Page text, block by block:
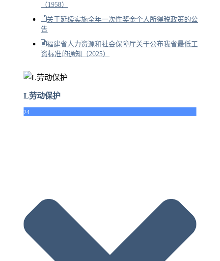
（1958）
关于延续实施全年一次性奖金个人所得税政策的公
告
福建省人力资源和社会保障厅关于公布我省最低工
资标准的通知（2025）
L劳动保护
24